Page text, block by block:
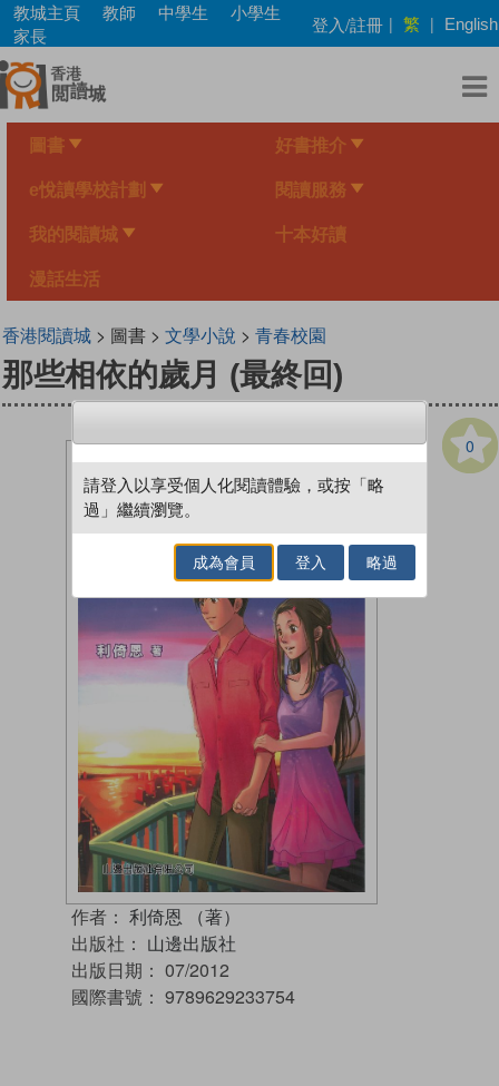
Skip
main
content
教城主頁 教師 中學生
小學生
家長
登入/註冊 | 繁 | English
圖書 好書推介
e悅讀學校計劃 閱讀服務
我的閱讀城 十本好讀
漫話生活
香港閱讀城> 圖書 > 文學小說 > 青春校園
那些相依的歲月 (最終回)
0
作者： 利倚恩 （著）
出版社： 山邊出版社
出版日期： 07/2012
國際書號： 9789629233754
請登入以享受個人化閱讀體驗，或按「略
過」繼續瀏覽。
成為會員 登入 略過